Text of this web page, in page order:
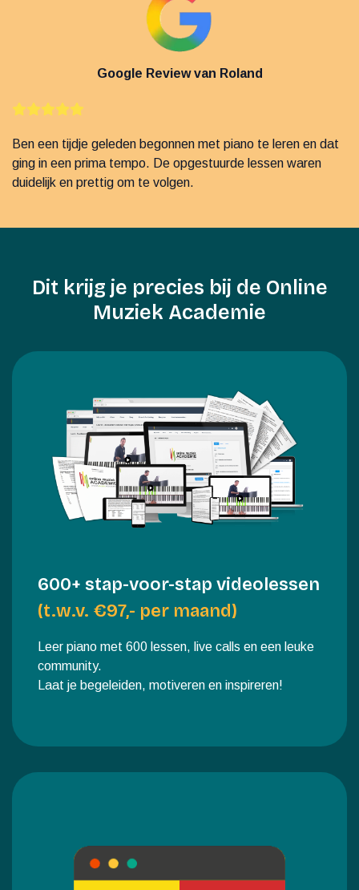
Google Review van Roland
Ben een tijdje geleden begonnen met piano te leren en dat
ging in een prima tempo. De opgestuurde lessen waren
duidelijk en prettig om te volgen.
Dit krijg je precies bij de Online
Muziek Academie
600+ stap-voor-stap videolessen
(t.w.v. €97,- per maand)
Leer piano met 600 lessen, live calls en een leuke
community.
Laat je begeleiden, motiveren en inspireren!